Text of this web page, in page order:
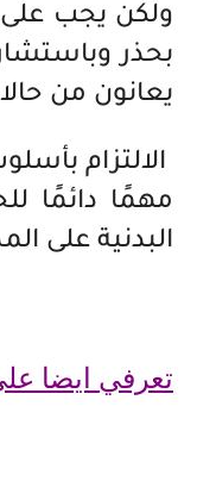
ولكن يجب على
بحذر
يعانون من
الالتزام
مهمًا دائمًا
البدنية على
تعرفي ايضا